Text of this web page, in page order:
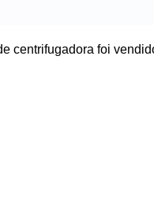
centrifugadora foi